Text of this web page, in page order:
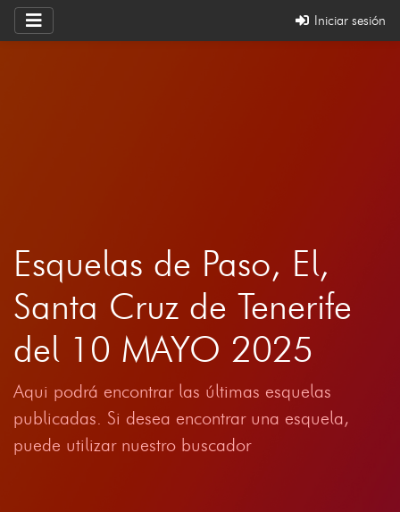
Iniciar sesión
Esquelas de Paso, El,
Santa Cruz de Tenerife
del 10 MAYO 2025
Aqui podrá encontrar las últimas esquelas
publicadas. Si desea encontrar una esquela,
puede utilizar nuestro buscador